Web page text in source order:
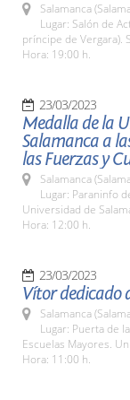
Salamanca
Lugar: Salón de
príncipe de Vergara).
Hora: 19:00 h.
23/03/2023
Medalla de la
Salamanca a
las Fuerzas y
Salamanca
Lugar: Paraninfo
Universidad de
Hora: 12:00 h.
23/03/2023
Vítor dedicado
Salamanca
Lugar: Puerta de
Escuelas Mayores.
Hora: 11:00 h.